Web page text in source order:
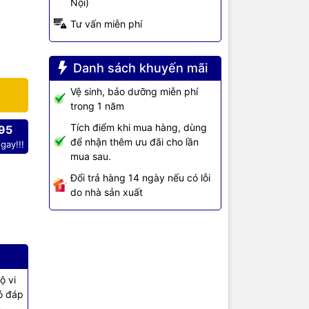
vi
đáp
Tư vấn miễn phí
Danh sách khuyến mãi
Vệ sinh, bảo dưỡng miễn phí
trong 1 năm
Tích điểm khi mua hàng, dùng
để nhận thêm ưu đãi cho lần
mua sau.
Đổi trả hàng 14 ngày nếu có lỗi
do nhà sản xuất
vời
SI-GL
điện,